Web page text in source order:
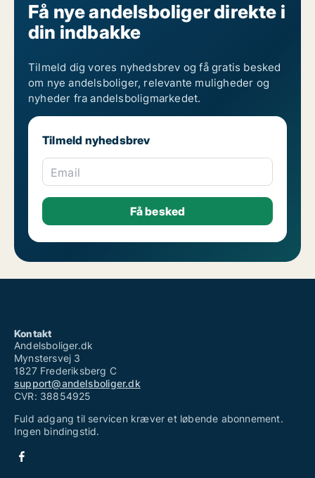
Få nye andelsboliger direkte i
din indbakke
Tilmeld dig vores nyhedsbrev og få gratis besked
om nye andelsboliger, relevante muligheder og
nyheder fra andelsboligmarkedet.
Tilmeld nyhedsbrev
Email
Kontakt
Andelsboliger.dk
Mynstersvej 3
1827 Frederiksberg C
support@andelsboliger.dk
CVR: 38854925
Fuld adgang til servicen kræver et løbende abonnement.
Ingen bindingstid.